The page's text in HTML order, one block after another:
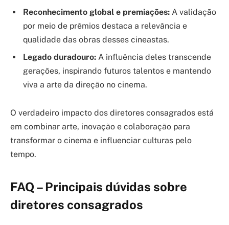
Reconhecimento global e premiações: A validação
por meio de prêmios destaca a relevância e
qualidade das obras desses cineastas.
Legado duradouro: A influência deles transcende
gerações, inspirando futuros talentos e mantendo
viva a arte da direção no cinema.
O verdadeiro impacto dos diretores consagrados está
em combinar arte, inovação e colaboração para
transformar o cinema e influenciar culturas pelo
tempo.
FAQ – Principais dúvidas sobre
diretores consagrados